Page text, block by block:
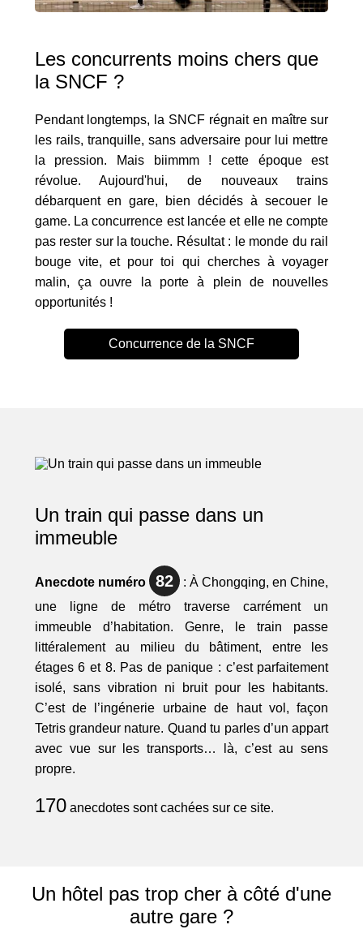
Les concurrents moins chers que
la SNCF ?
Pendant longtemps, la SNCF régnait en maître sur
les rails, tranquille, sans adversaire pour lui mettre
la pression. Mais biimmm ! cette époque est
révolue. Aujourd'hui, de nouveaux trains
débarquent en gare, bien décidés à secouer le
game. La concurrence est lancée et elle ne compte
pas rester sur la touche. Résultat : le monde du rail
bouge vite, et pour toi qui cherches à voyager
malin, ça ouvre la porte à plein de nouvelles
opportunités !
Concurrence de la SNCF
Un train qui passe dans un
immeuble
Anecdote numéro 82 : À Chongqing, en Chine,
une ligne de métro traverse carrément un
immeuble d’habitation. Genre, le train passe
littéralement au milieu du bâtiment, entre les
étages 6 et 8. Pas de panique : c’est parfaitement
isolé, sans vibration ni bruit pour les habitants.
C’est de l’ingénerie urbaine de haut vol, façon
Tetris grandeur nature. Quand tu parles d’un appart
avec vue sur les transports… là, c’est au sens
propre.
170anecdotes sont cachées sur ce site.
Un hôtel pas trop cher à côté d'une
autre gare ?